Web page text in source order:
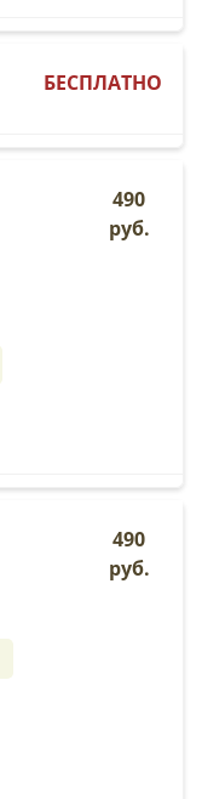
БЕСПЛАТНО
490
руб.
490
руб.